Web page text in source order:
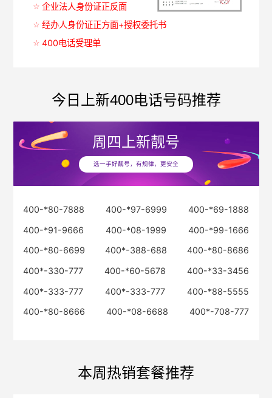
企业法人身份证正反面
经办人身份证正方面+授权委托书
400电话受理单
今日上新400电话号码推荐
周四上新靓号
选一手好靓号，有规律，更安全
400-*80-7888 400-*97-6999
400-*69-1888
400-*91-9666
400-*08-1999
400-*99-1666
400-*80-6699
400*-388-688
400-*80-8686
400*-330-777
400-*60-5678
400-*33-3456
400*-333-777
400*-333-777
400-*88-5555
400-*80-8666
400-*08-6688 400*-708-777
本周热销套餐推荐